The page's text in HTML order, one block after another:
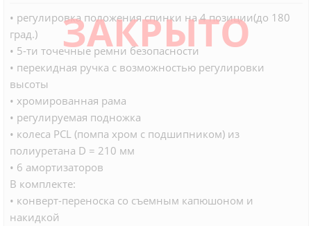
ЗАКРЫТО
• регулировка положения спинки на 4 позиции(до 180
град.)
• 5-ти точечные ремни безопасности
• перекидная ручка с возможностью регулировки
высоты
• хромированная рама
• регулируемая подножка
• колеса PCL (помпа хром с подшипником) из
полиуретана D = 210 мм
• 6 амортизаторов
В комплекте:
• конверт-переноска со съемным капюшоном и
накидкой